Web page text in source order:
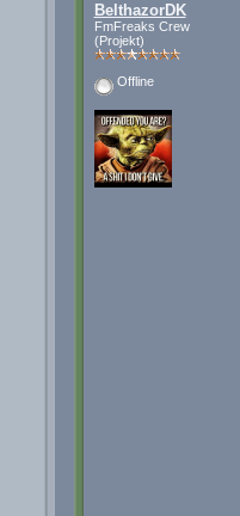
BelthazorDK
FmFreaks Crew
(Projekt)
Offline